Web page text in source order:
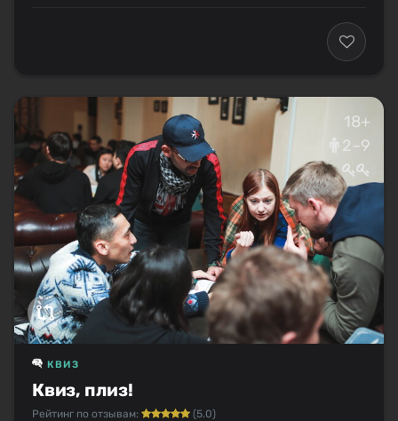
18+
2–9
Квиз, плиз!
КВИЗ
Рейтинг по отзывам: (5.0)